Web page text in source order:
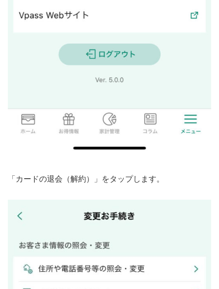
「カードの退会（解約）」をタップします。